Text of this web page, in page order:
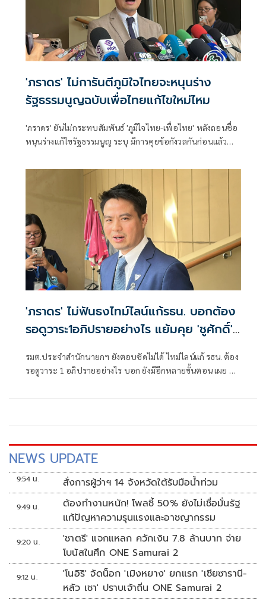
'ภราดร' ไม่การันตีภูมิใจไทยจะหนุนร่าง
รัฐธรรมนูญฉบับเพื่อไทยแก้ไขใหม่ไหม
'ภราดร' ยันไม่กระทบสัมพันธ์ 'ภูมิใจไทย-เพื่อไทย' หลังถอนชื่อ
หนุนร่างแก้ไขรัฐธรรมนูญ ระบุ มีการคุยข้อกังวลกันก่อนแล้ว
หนุนใหม่หรือไม่
'ภราดร' ไม่ฟันธงไทม์ไลน์แก้รธน. บอกต้อง
รอดูวาระ1อภิปรายอย่างไร แย้มคุย 'ชูศักดิ์'
รมต.ประจำสำนักนายกฯ ยังตอบชัดไม่ได้ ไทม์ไลน์แก้ รธน. ต้อง
รอดูวาระ 1 อภิปรายอย่างไร บอก ยังมีอีกหลายขั้นตอน เผย คุย
NEWS UPDATE
9:54 น. สั่งการผู้ว่าฯ 14 จังหวัดใต้รับมือน้ำท่วม
9:49 น.
ต้องทำงานหนัก! โพลชี้ 50% ยังไม่เชื่อมั่นรัฐ
แก้ปัญหาความรุนแรงและอาชญากรรม
9:20 น.
'ชาตรี' แจกแหลก ควักเงิน 7.8 ล้านบาท จ่าย
โบนัสในศึก ONE Samurai 2
9:12 น.
'โนอิริ' จัดน็อก 'เมิงหยาง' ยกแรก 'เซียซารานี-
หลัว เชา' ปราบเจ้าถิ่น ONE Samurai 2